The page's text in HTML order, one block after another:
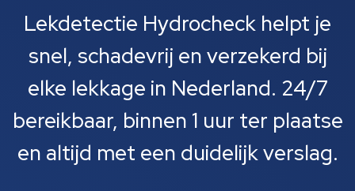
Lekdetectie Hydrocheck helpt je
snel, schadevrij en verzekerd bij
elke lekkage in Nederland. 24/7
bereikbaar, binnen 1 uur ter plaatse
en altijd met een duidelijk verslag.